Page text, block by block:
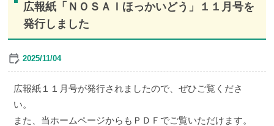
広報紙「ＮＯＳＡＩほっかいどう」１１月号を
発行しました
2025/11/04
広報紙１１月号が発行されましたので、ぜひご覧くださ
い。
また、当ホームページからもＰＤＦでご覧いただけます。